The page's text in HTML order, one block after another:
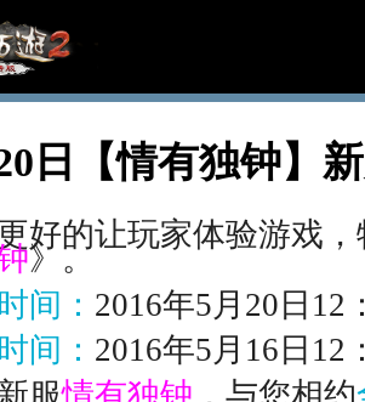
日【情有独钟】
的让玩家体验游戏，
》。
间： 2016年5月20日12
间： 2016年5月16日12
服情有独钟 ，与您相约